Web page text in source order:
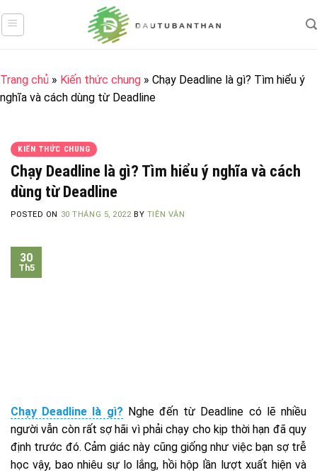
to
Trang chủ » Kiến thức chung » Chạy Deadline là gì? Tìm hiểu ý
nghĩa và cách dùng từ Deadline
KIẾN THỨC CHUNG
Chạy Deadline là gì? Tìm hiểu ý nghĩa và cách
dùng từ Deadline
POSTED ON 30 THÁNG 5, 2022BY TIÊN VÂN
30
Th5
Chạy Deadline là gì? Nghe đến từ Deadline có lẽ nhiều
người vẫn còn rất sợ hãi vì phải chạy cho kịp thời hạn đã quy
định trước đó. Cảm giác này cũng giống như việc bạn sợ trễ
học vậy, bao nhiêu sự lo lắng, hồi hộp lần lượt xuất hiện và